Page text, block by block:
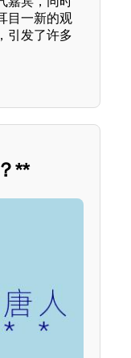
目一新的观
引发了许多
**